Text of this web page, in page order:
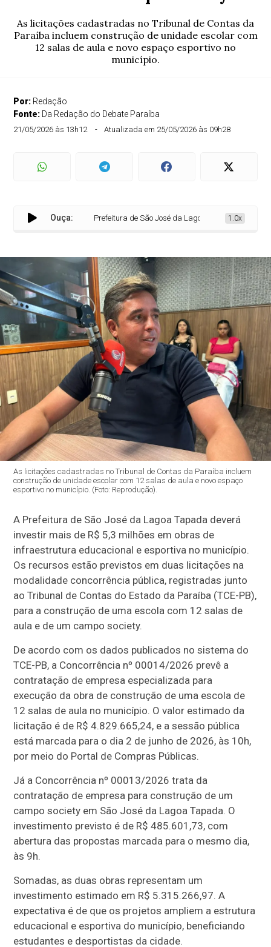
As licitações cadastradas no Tribunal de Contas da
Paraíba incluem construção de unidade escolar com
12 salas de aula e novo espaço esportivo no
município.
Por: Redação
Fonte: Da Redação do Debate Paraíba
21/05/2026 às 13h12 Atualizada em 25/05/2026 às 09h28
Ouça: Prefeitura de São José da Lagoa Tapada prevê
1.0x
As licitações cadastradas no Tribunal de Contas da Paraíba incluem
construção de unidade escolar com 12 salas de aula e novo espaço
esportivo no município. (Foto: Reprodução).
A Prefeitura de São José da Lagoa Tapada deverá
investir mais de R$ 5,3 milhões em obras de
infraestrutura educacional e esportiva no município.
Os recursos estão previstos em duas licitações na
modalidade concorrência pública, registradas junto
ao Tribunal de Contas do Estado da Paraíba (TCE-PB),
para a construção de uma escola com 12 salas de
aula e de um campo society.
De acordo com os dados publicados no sistema do
TCE-PB, a Concorrência nº 00014/2026 prevê a
contratação de empresa especializada para
execução da obra de construção de uma escola de
12 salas de aula no município. O valor estimado da
licitação é de R$ 4.829.665,24, e a sessão pública
está marcada para o dia 2 de junho de 2026, às 10h,
por meio do Portal de Compras Públicas.
Já a Concorrência nº 00013/2026 trata da
contratação de empresa para construção de um
campo society em São José da Lagoa Tapada. O
investimento previsto é de R$ 485.601,73, com
abertura das propostas marcada para o mesmo dia,
às 9h.
Somadas, as duas obras representam um
investimento estimado em R$ 5.315.266,97. A
expectativa é de que os projetos ampliem a estrutura
educacional e esportiva do município, beneficiando
estudantes e desportistas da cidade.